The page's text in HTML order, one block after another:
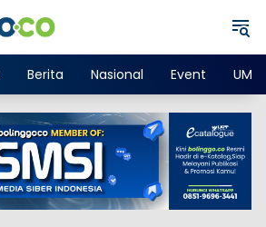
Berita Nasional Event